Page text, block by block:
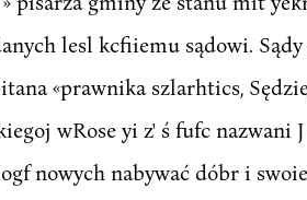
lesl kcfiiemu sądowi.
«prawnika szlarhtics,
wRose yi z' ś fufc
nowych nabywać dóbr i